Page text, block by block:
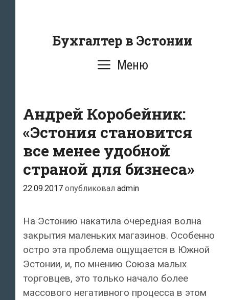
содержаниюБухгалтер в Эстонии
Меню
Андрей Коробейник:
«Эстония становится
все менее удобной
страной для бизнеса»
22.09.2017 опубликовал admin
На Эстонию накатила очередная волна
закрытия маленьких магазинов. Особенно
остро эта проблема ощущается в Южной
Эстонии, и, по мнению Союза малых
торговцев, это только начало более
массового негативного процесса в этом